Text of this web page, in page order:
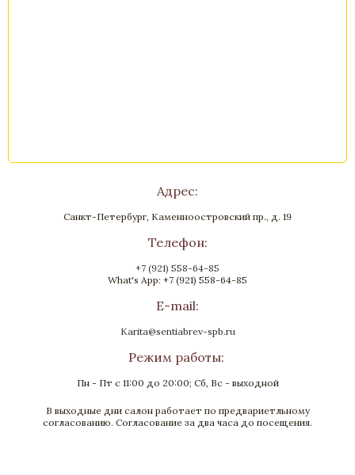
Адрес:
Санкт-Петербург, Каменноостровский пр., д. 19
Телефон:
+7 (921) 558-64-85
What's App: +7 (921) 558-64-85
E-mail:
Karita@sentiabrev-spb.ru
Режим работы:
Пн - Пт с 11:00 до 20:00; Сб, Вс - выходной
В выходные дни салон работает по предвариетльному
согласованию. Согласование за два часа до посещения.